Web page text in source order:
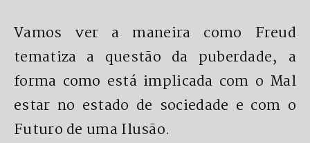
Vamos ver a maneira como Freud
tematiza a questão da puberdade, a
forma como está implicada com o Mal
estar no estado de sociedade e com o
Futuro de uma Ilusão.